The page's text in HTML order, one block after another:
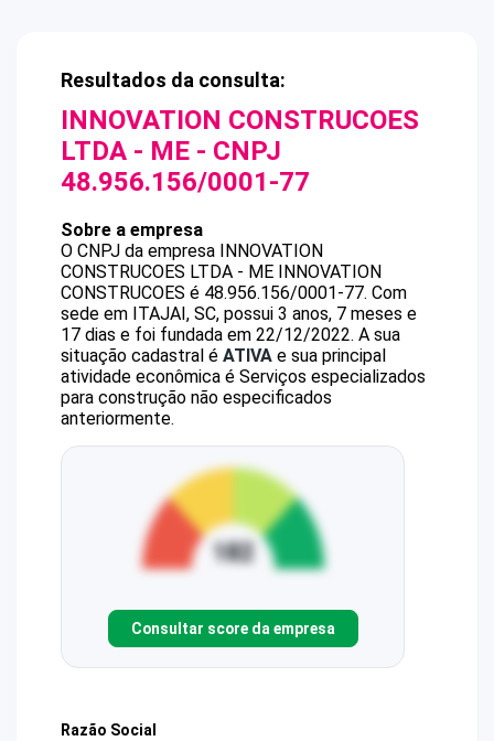
Resultados da consulta:
INNOVATION CONSTRUCOES
LTDA - ME - CNPJ
48.956.156/0001-77
Sobre a empresa
O CNPJ da empresa INNOVATION
CONSTRUCOES LTDA - ME INNOVATION
CONSTRUCOES é 48.956.156/0001-77. Com
sede em ITAJAI, SC, possui 3 anos, 7 meses e
17 dias e foi fundada em 22/12/2022. A sua
situação cadastral é ATIVA e sua principal
atividade econômica é Serviços especializados
para construção não especificados
anteriormente.
Consultar score da empresa
Razão Social